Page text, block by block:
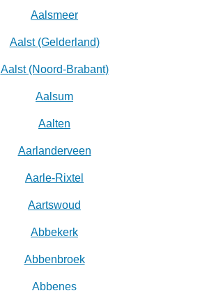
Aalsmeer
Aalst (Gelderland)
Aalst (Noord-Brabant)
Aalsum
Aalten
Aarlanderveen
Aarle-Rixtel
Aartswoud
Abbekerk
Abbenbroek
Abbenes